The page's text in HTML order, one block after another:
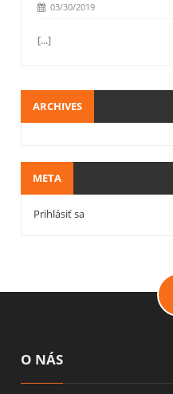
03/30/2019
[...]
ARCHIVES
META
Prihlásiť sa
O NÁS